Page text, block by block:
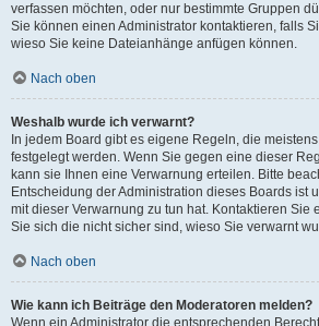
verfassen möchten, oder nur bestimmte Gruppen
Sie können einen Administrator kontaktieren, falls
wieso Sie keine Dateianhänge anfügen können.
Nach oben
Weshalb wurde ich verwarnt?
In jedem Board gibt es eigene Regeln, die
festgelegt werden. Wenn Sie gegen eine dieser
kann sie Ihnen eine Verwarnung erteilen. Bitte
Entscheidung der Administration dieses Boards ist
mit dieser Verwarnung zu tun hat. Kontaktieren Sie
Sie sich die nicht sicher sind, wieso Sie verwarnt
Nach oben
Wie kann ich Beiträge den Moderatoren melden?
Wenn ein Administrator die entsprechenden